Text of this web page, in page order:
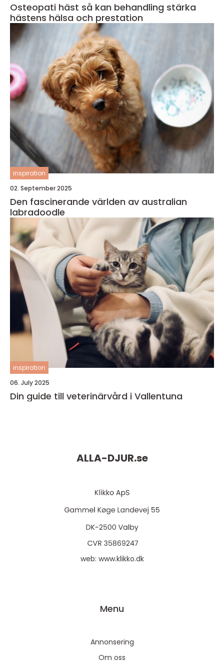
Osteopati häst så kan behandling stärka
hästens hälsa och prestation
inspiration
02. September 2025
Den fascinerande världen av australian
labradoodle
inspiration
06. July 2025
Din guide till veterinärvård i Vallentuna
ALLA-DJUR.se
web: www.klikko.dk
Menu
Annonsering
Om oss